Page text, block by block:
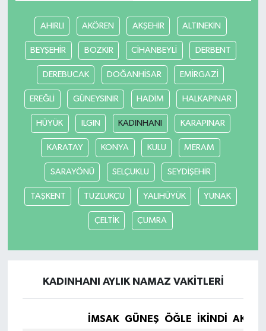
AHIRLI AKÖREN AKŞEHİR ALTINEKİN
BEYŞEHİR BOZKIR CİHANBEYLİ DERBENT
DEREBUCAK DOĞANHİSAR EMİRGAZİ
EREĞLİ GÜNEYSINIR HADİM HALKAPINAR
HÜYÜK ILGIN KADINHANI KARAPINAR
KARATAY KONYA KULU MERAM
SARAYÖNÜ SELÇUKLU SEYDİŞEHİR
TAŞKENT TUZLUKÇU YALIHÜYÜK YUNAK
ÇELTİK ÇUMRA
KADINHANI AYLIK NAMAZ VAKITLERI
İMSAK GÜNEŞ ÖĞLE İKINDI